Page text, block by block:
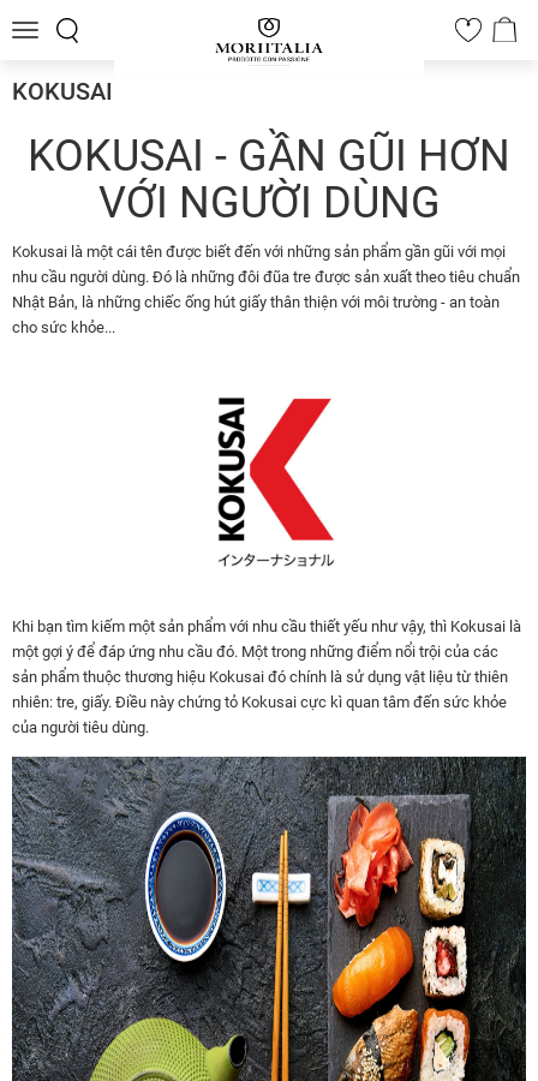
Toggle
0
KOKUSAI
KOKUSAI - GẦN GŨI HƠN
VỚI NGƯỜI DÙNG
Kokusai là một cái tên được biết đến với những sản phẩm gần gũi với mọi
nhu cầu người dùng. Đó là những đôi đũa tre được sản xuất theo tiêu chuẩn
Nhật Bản, là những chiếc ống hút giấy thân thiện với môi trường - an toàn
cho sức khỏe...
Khi bạn tìm kiếm một sản phẩm với nhu cầu thiết yếu như vậy, thì Kokusai là
một gợi ý để đáp ứng nhu cầu đó. Một trong những điểm nổi trội của các
sản phẩm thuộc thương hiệu Kokusai đó chính là sử dụng vật liệu từ thiên
nhiên: tre, giấy. Điều này chứng tỏ Kokusai cực kì quan tâm đến sức khỏe
của người tiêu dùng.